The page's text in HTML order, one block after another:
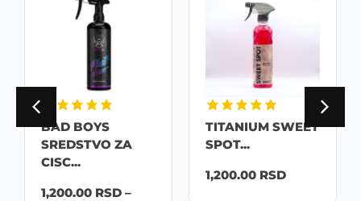
BAD BOYS
SREDSTVO ZA
CISC...
1,200.00 RSD –
TITANIUM SWEET
SPOT...
1,200.00 RSD